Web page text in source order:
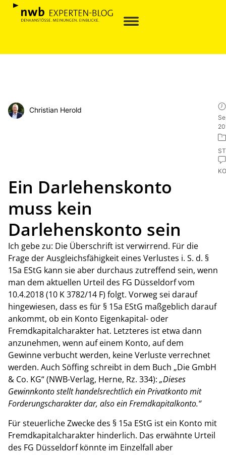
Christian Herold
Ein Darlehenskonto
muss kein
Darlehenskonto sein
Ich gebe zu: Die Überschrift ist verwirrend. Für die
Frage der Ausgleichsfähigkeit eines Verlustes i. S. d. §
15a EStG kann sie aber durchaus zutreffend sein, wenn
man dem aktuellen Urteil des FG Düsseldorf vom
10.4.2018 (10 K 3782/14 F) folgt. Vorweg sei darauf
hingewiesen, dass es für § 15a EStG maßgeblich darauf
ankommt, ob ein Konto Eigenkapital- oder
Fremdkapitalcharakter hat. Letzteres ist etwa dann
anzunehmen, wenn auf einem Konto, auf dem
Gewinne verbucht werden, keine Verluste verrechnet
werden. Auch Söffing schreibt in dem Buch „Die GmbH
& Co. KG“ (NWB-Verlag, Herne, Rz. 334): „Dieses
Gewinnkonto stellt handelsrechtlich ein Privatkonto mit
Forderungscharakter dar, also ein Fremdkapitalkonto.“
Für steuerliche Zwecke des § 15a EStG ist ein Konto mit
Fremdkapitalcharakter hinderlich. Das erwähnte Urteil
des FG Düsseldorf könnte im Einzelfall aber